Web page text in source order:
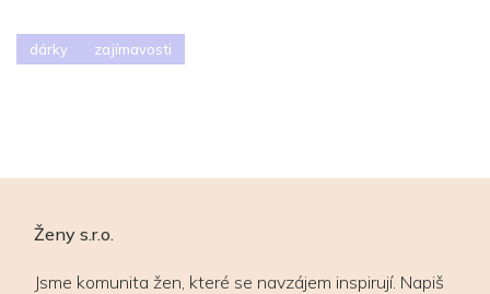
dárky zajímavosti
Ženy s.r.o.
Jsme komunita žen, které se navzájem inspirují. Napiš